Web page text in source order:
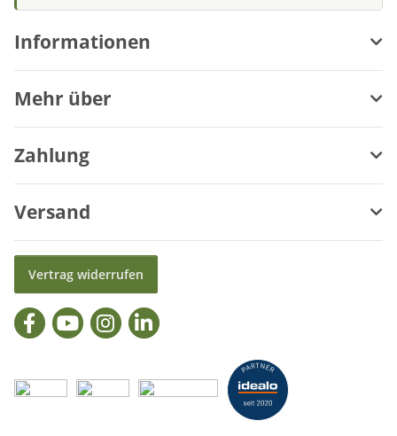
Informationen
Mehr über
Zahlung
Versand
Vertrag widerrufen